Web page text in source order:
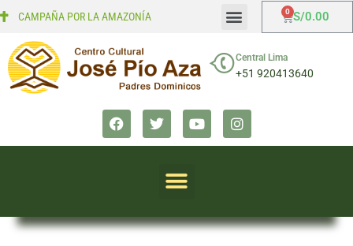
CAMPAÑA POR LA AMAZONÍA S/0.00
Central Lima
+51 920413640